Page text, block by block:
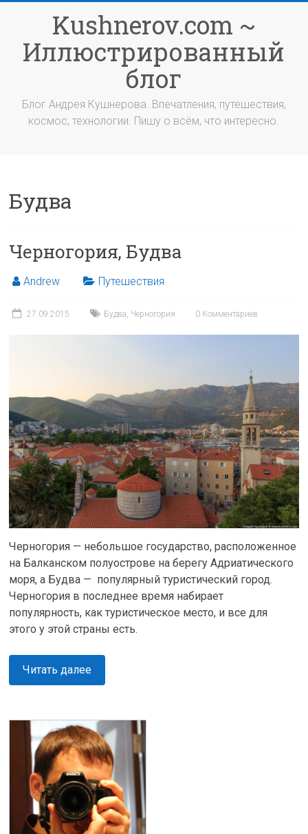
содержимомуKushnerov.com ~
Иллюстрированный
блог
Блог Андрея Кушнерова. Впечатления, путешествия,
космос, технологии. Пишу о всём, что интересно.
Будва
Черногория, Будва
Andrew Путешествия
27.09.2015 Будва, Черногория 0 Комментариев
Черногория — небольшое государство, расположенное
на Балканском полуострове на берегу Адриатического
моря, а Будва — популярный туристический город.
Черногория в последнее время набирает
популярность, как туристическое место, и все для
этого у этой страны есть.
Читать далее